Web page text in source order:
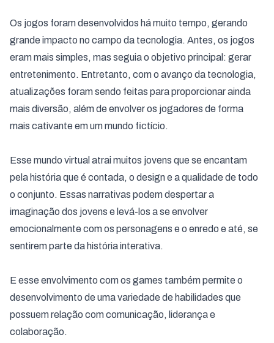
Os jogos foram desenvolvidos há muito tempo, gerando
grande impacto no campo da tecnologia. Antes, os jogos
eram mais simples, mas seguia o objetivo principal: gerar
entretenimento. Entretanto, com o avanço da tecnologia,
atualizações foram sendo feitas para proporcionar ainda
mais diversão, além de envolver os jogadores de forma
mais cativante em um mundo fictício.
Esse mundo virtual atrai muitos jovens que se encantam
pela história que é contada, o design e a qualidade de todo
o conjunto. Essas narrativas podem despertar a
imaginação dos jovens e levá-los a se envolver
emocionalmente com os personagens e o enredo e até, se
sentirem parte da história interativa.
E esse envolvimento com os games também permite o
desenvolvimento de uma variedade de habilidades que
possuem relação com comunicação, liderança e
colaboração.